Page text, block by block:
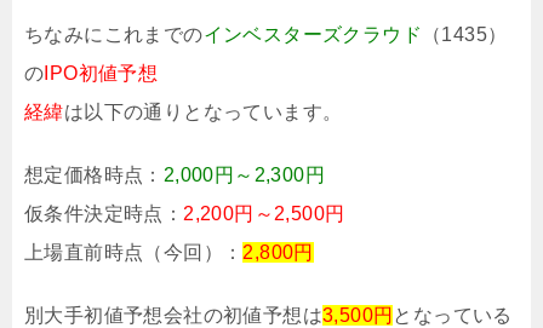
ちなみにこれまでのインベスターズクラウド
（1435）
の IPO初値予想
経緯は以下の通りとなっています。
想定価格時点： 2,000円～2,300円
仮条件決定時点： 2,200円～2,500円
上場直前時点（今回）： 2,800円
別大手初値予想会社の初値予想は3,500円 となっている